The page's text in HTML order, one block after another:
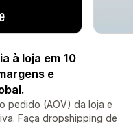
à loja em 10
e
pedido (AOV) da loja e
Faça dropshipping de